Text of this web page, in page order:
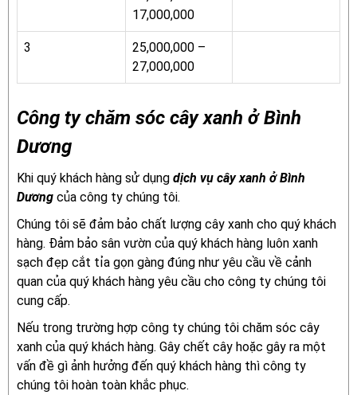
17,000,000
3
25,000,000 –
27,000,000
Công ty chăm sóc cây xanh ở Bình
Dương
Khi quý khách hàng sử dụng dịch vụ cây xanh ở Bình
Dương của công ty chúng tôi.
Chúng tôi sẽ đảm bảo chất lượng cây xanh cho quý khách
hàng. Đảm bảo sân vườn của quý khách hàng luôn xanh
sạch đẹp cắt tỉa gọn gàng đúng như yêu cầu về cảnh
quan của quý khách hàng yêu cầu cho công ty chúng tôi
cung cấp.
Nếu trong trường hợp công ty chúng tôi chăm sóc cây
xanh của quý khách hàng. Gây chết cây hoặc gây ra một
vấn đề gì ảnh hưởng đến quý khách hàng thì công ty
chúng tôi hoàn toàn khắc phục.